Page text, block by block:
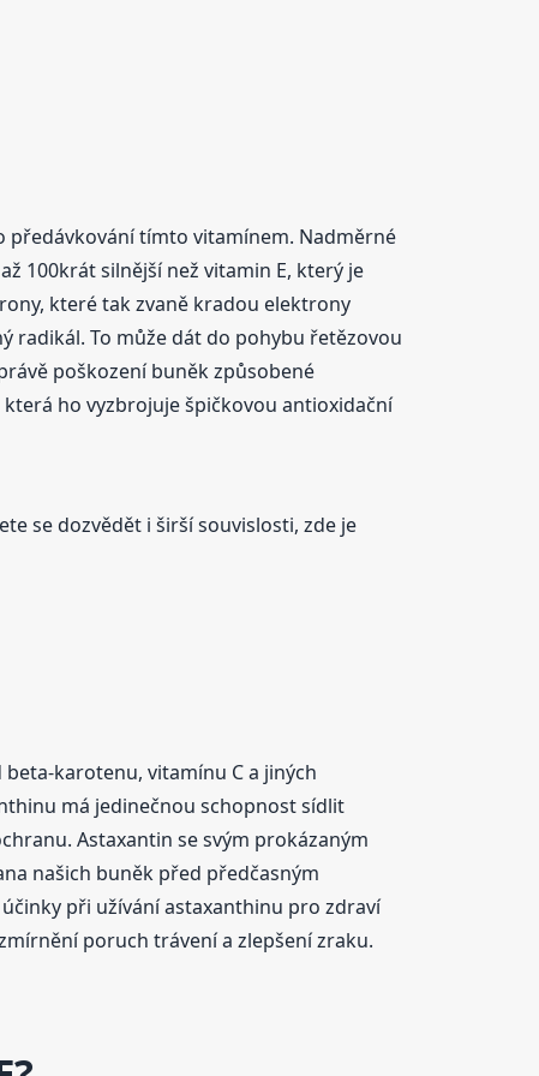
předávkování tímto vitamínem. Nadměrné
100krát silnější než vitamin E, který je
které tak zvaně kradou elektrony
radikál. To může dát do pohybu řetězovou
poškození buněk způsobené
ho vyzbrojuje špičkovou antioxidační
se dozvědět i širší souvislosti, zde je
karotenu, vitamínu C a jiných
má jedinečnou schopnost sídlit
Astaxantin se svým prokázaným
našich buněk před předčasným
při užívání astaxanthinu pro zdraví
poruch trávení a zlepšení zraku.